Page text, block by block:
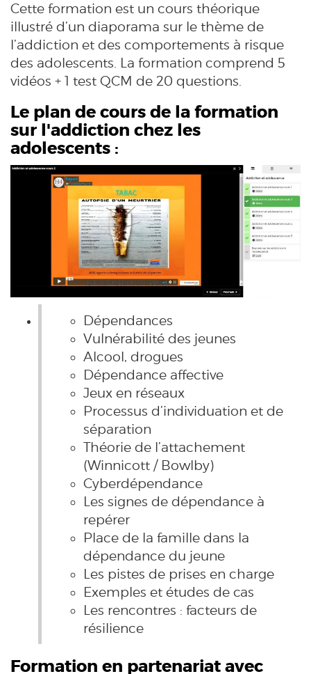
Cette formation est un cours théorique
illustré d’un diaporama sur le thème de
l’addiction et des comportements à risque
des adolescents. La formation comprend 5
vidéos + 1 test QCM de 20 questions.
Le plan de cours de la formation
sur l'addiction chez les
adolescents :
Dépendances
Vulnérabilité des jeunes
Alcool, drogues
Dépendance affective
Jeux en réseaux
Processus d’individuation et de
séparation
Théorie de l’attachement
(Winnicott / Bowlby)
Cyberdépendance
Les signes de dépendance à
repérer
Place de la famille dans la
dépendance du jeune
Les pistes de prises en charge
Exemples et études de cas
Les rencontres : facteurs de
résilience
Formation en partenariat avec